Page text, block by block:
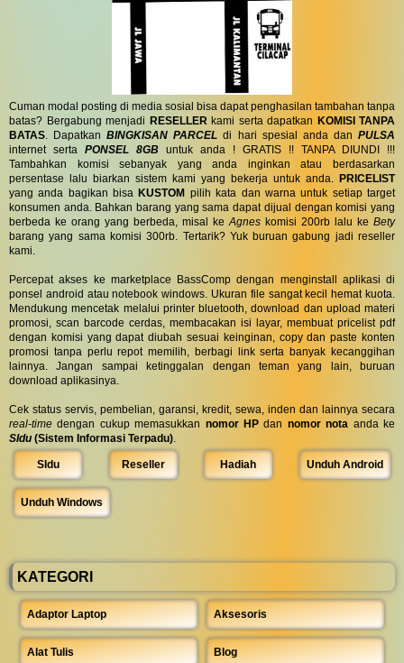
Cuman modal posting di media sosial bisa dapat penghasilan tambahan tanpa
batas? Bergabung menjadi RESELLERkami serta dapatkan KOMISI TANPA
BATAS. DapatkanBINGKISAN PARCEL di hari spesial anda danPULSA
internet serta PONSEL 8GB untuk anda ! GRATIS !! TANPA DIUNDI !!!
Tambahkan komisi sebanyak yang anda inginkan atau berdasarkan
persentase lalu biarkan sistem kami yang bekerja untuk anda. PRICELIST
yang anda bagikan bisa KUSTOM pilih kata dan warna untuk setiap target
konsumen anda. Bahkan barang yang sama dapat dijual dengan komisi yang
berbeda ke orang yang berbeda, misal keAgnes komisi 200rb lalu ke Bety
barang yang sama komisi 300rb. Tertarik? Yuk buruan gabung jadi reseller
kami.
Percepat akses ke marketplace BassComp dengan menginstall aplikasi di
ponsel android atau notebook windows. Ukuran file sangat kecil hemat kuota.
Mendukung mencetak melalui printer bluetooth, download dan upload materi
promosi, scan barcode cerdas, membacakan isi layar, membuat pricelist pdf
dengan komisi yang dapat diubah sesuai keinginan, copy dan paste konten
promosi tanpa perlu repot memilih, berbagi link serta banyak kecanggihan
lainnya. Jangan sampai ketinggalan dengan teman yang lain, buruan
download aplikasinya.
Cek status servis, pembelian, garansi, kredit, sewa, inden dan lainnya secara
real-time dengan cukup memasukkan nomor HP dan nomor nota anda ke
SIdu (Sistem Informasi Terpadu).
SIdu Reseller Hadiah Unduh Android
Unduh Windows
KATEGORI
Adaptor Laptop Aksesoris
Alat Tulis Blog